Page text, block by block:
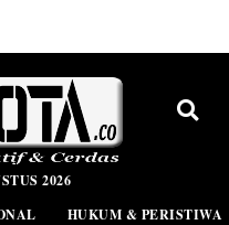
2026
HUKUM & PERISTIWA